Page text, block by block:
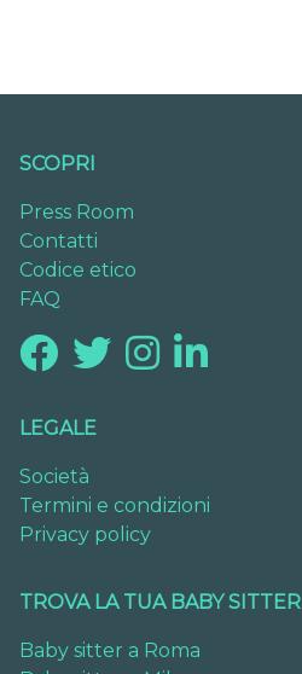
SCOPRI
Press Room
Contatti
Codice etico
FAQ
LEGALE
Società
Termini e condizioni
Privacy policy
TROVA LA TUA BABY SITTER
Baby sitter a Roma